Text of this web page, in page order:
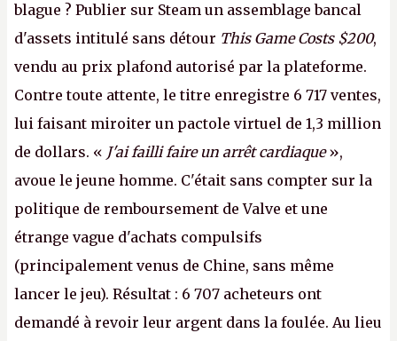
blague ? Publier sur Steam un assemblage bancal
d'assets intitulé sans détour This Game Costs $200,
vendu au prix plafond autorisé par la plateforme.
Contre toute attente, le titre enregistre 6 717 ventes,
lui faisant miroiter un pactole virtuel de 1,3 million
de dollars. « J'ai failli faire un arrêt cardiaque»,
avoue le jeune homme. C'était sans compter sur la
politique de remboursement de Valve et une
étrange vague d'achats compulsifs
(principalement venus de Chine, sans même
lancer le jeu). Résultat : 6 707 acheteurs ont
demandé à revoir leur argent dans la foulée. Au lieu